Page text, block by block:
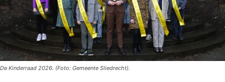
De Kinderraad 2026. (Foto: Gemeente Sliedrecht).